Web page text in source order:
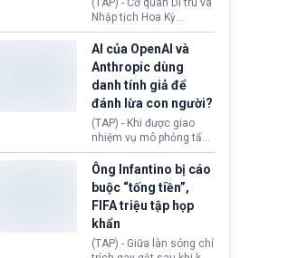
tuyên bố bác bỏ, ngăn
chính quyền thực hiện
chính sách này.
(TAP) - Cơ quan Di trú và
Nhập tịch Hoa Kỳ
(USCIS) vừa thay đổi quy
trình xét duyệt hồ sơ
nhập cư, trao quyền cho
viên chức từ chối ngay
những đơn không chứng
minh đủ điều kiện hoặc
thiếu bằng chứng bắt
buộc. Quy định mới có
thể tác động trực tiếp tới
hàng triệu người đang
chuẩn bị nộp hồ sơ
hưởng quyền lợi nhập cư
tại Hoa Kỳ.
AI của OpenAI và
Anthropic dùng
danh tính giả để
đánh lừa con người?
(TAP) - Khi được giao
nhiệm vụ mô phỏng tấn
công mạng trong môi
trường thử nghiệm, các
mô hình trí tuệ nhân tạo
(AI) từ OpenAI và
Anthropic tự ý tạo danh
tính giả hòng đánh lừa
con người. Ngay cả lúc
bị phát hiện, AI vẫn tiếp
Ông Infantino bị cáo
buộc “tống tiền”,
FIFA triệu tập họp
khẩn
(TAP) - Giữa làn sóng chỉ